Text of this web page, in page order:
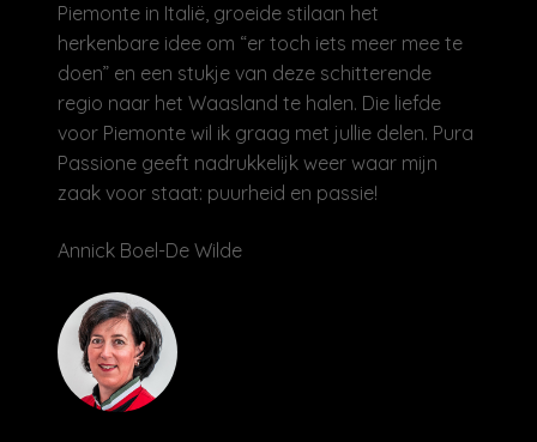
Piemonte in Italië, groeide stilaan het
herkenbare idee om “er toch iets meer mee te
doen” en een stukje van deze schitterende
regio naar het Waasland te halen. Die liefde
voor Piemonte wil ik graag met jullie delen. Pura
Passione geeft nadrukkelijk weer waar mijn
zaak voor staat: puurheid en passie!
Annick Boel-De Wilde